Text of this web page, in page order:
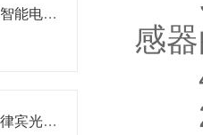
分布式光伏监控系统在智能电网中的角色
安科瑞防逆流电表在菲律宾光伏项目的应用
感
4.